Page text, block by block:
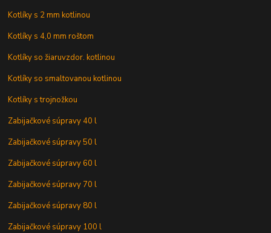
Kotlíky s 2 mm kotlinou
Kotlíky s 4,0 mm roštom
Kotlíky so žiaruvzdor. kotlinou
Kotlíky so smaltovanou kotlinou
Kotlíky s trojnožkou
Zabijačkové súpravy 40 l
Zabijačkové súpravy 50 l
Zabijačkové súpravy 60 l
Zabijačkové súpravy 70 l
Zabijačkové súpravy 80 l
Zabijačkové súpravy 100 l